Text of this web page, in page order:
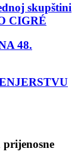
skupštini
CIGRÉ
48.